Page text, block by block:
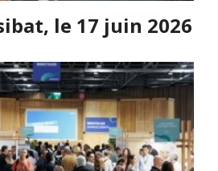
le 17 juin 2026